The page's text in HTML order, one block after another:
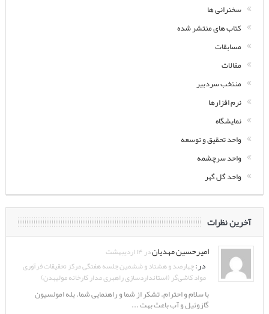
سخنرانی ها
کتاب های منتشر شده
مسابقات
مقالات
منتخب سردبیر
نرم افزارها
نمایشگاه
واحد تحقیق و توسعه
واحد سرچشمه
واحد گل گهر
آخرین نظرات
امیرحسین مهدیاندر ۱۴ اردیبهشت
در:چهارصد و هشتاد و ششمین جلسه هفتگی مرکز تحقیقات فرآوری
مواد کاشی‌گر (استانداردسازی راهبری مدار کارخانه مولیبدن)
با سلام و احترام. تشکر از شما و راهنمایی شما. بله امولسیون
گازوئیل و آب باعث بهت ...